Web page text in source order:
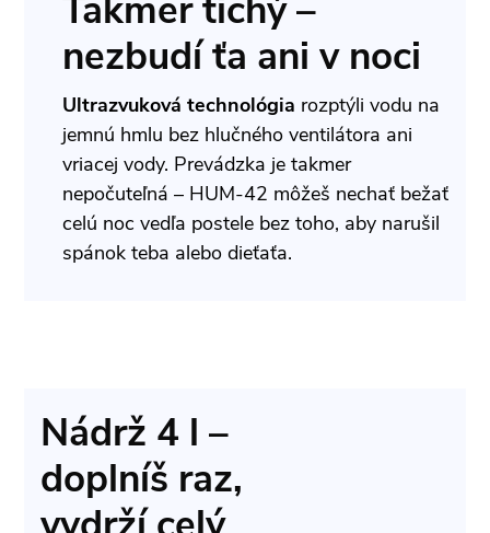
Takmer tichý –
nezbudí ťa ani v noci
Ultrazvuková technológia rozptýli vodu na
jemnú hmlu bez hlučného ventilátora ani
vriacej vody. Prevádzka je takmer
nepočuteľná – HUM-42 môžeš nechať bežať
celú noc vedľa postele bez toho, aby narušil
spánok teba alebo dieťaťa.
Nádrž 4 l –
doplníš raz,